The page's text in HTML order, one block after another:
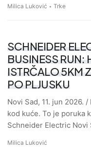
Milica Luković Trke
SCHNEIDER
BUSINESS RUN:
ISTRČALO 5KM
PO PLJUSKU
Novi Sad, 11. jun 2026.
kod kuće. To je poruka
Schneider Electric Novi
Milica Luković